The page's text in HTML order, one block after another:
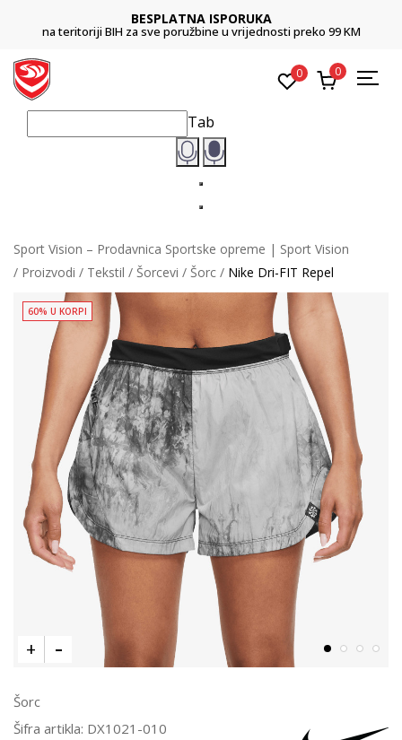
BESPLATNA ISPORUKA
na teritoriji BIH za sve poružbine u vrijednosti preko 99 KM
0 0
Tab
Sport Vision – Prodavnica Sportske opreme | Sport Vision
Proizvodi
Tekstil Šorcevi Šorc Nike Dri-FIT Repel
60% U KORPI
Šorc
Šifra artikla: DX1021-010